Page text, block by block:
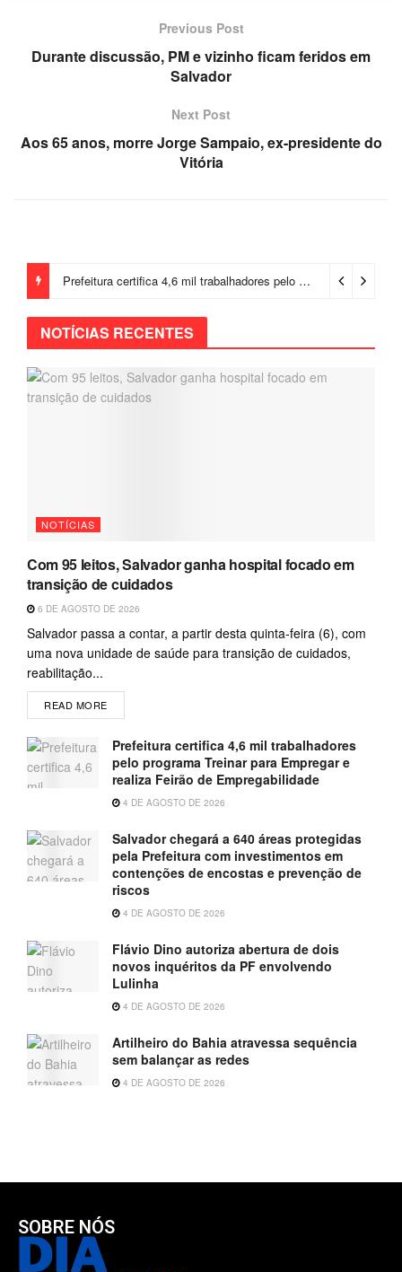
Previous Post
Durante discussão, PM e vizinho ficam feridos em
Salvador
Next Post
Aos 65 anos, morre Jorge Sampaio, ex-presidente do
Vitória
Prefeitura certifica 4,6 mil trabalhadores pelo programa Treinar para Empregar e realiza Feirão de Empregabilidade
NOTÍCIAS RECENTES
NOTÍCIAS
Com 95 leitos, Salvador ganha hospital focado em
transição de cuidados
6 DE AGOSTO DE 2026
Salvador passa a contar, a partir desta quinta-feira (6), com
uma nova unidade de saúde para transição de cuidados,
reabilitação...
READ MORE
Prefeitura certifica 4,6 mil trabalhadores
pelo programa Treinar para Empregar e
realiza Feirão de Empregabilidade
4 DE AGOSTO DE 2026
Salvador chegará a 640 áreas protegidas
pela Prefeitura com investimentos em
contenções de encostas e prevenção de
riscos
4 DE AGOSTO DE 2026
Flávio Dino autoriza abertura de dois
novos inquéritos da PF envolvendo
Lulinha
4 DE AGOSTO DE 2026
Artilheiro do Bahia atravessa sequência
sem balançar as redes
4 DE AGOSTO DE 2026
SOBRE NÓS